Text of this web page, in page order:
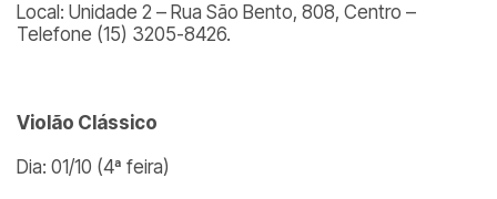
Local: Unidade 2 – Rua São Bento, 808, Centro –
Telefone (15) 3205-8426.
Violão Clássico
Dia: 01/10 (4ª feira)